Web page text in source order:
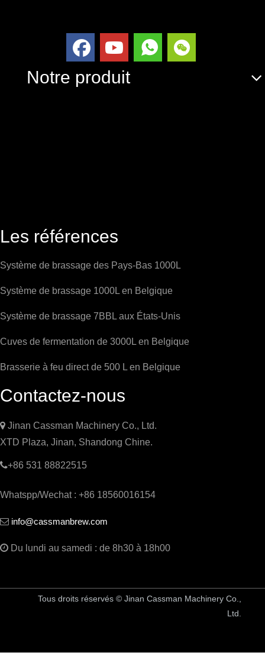
Notre produit
Les références
Système de brassage des Pays-Bas 1000L
Système de brassage 1000L en Belgique
Système de brassage 7BBL aux États-Unis
Cuves de fermentation de 3000L en Belgique
Brasserie à feu direct de 500 L en Belgique
Contactez-nous
 Jinan Cassman Machinery Co., Ltd.
XTD Plaza, Jinan, Shandong Chine.
+86 531 88822515
Whatspp/Wechat : +86 18560016154
 info@cassmanbrew.com
 Du lundi au samedi : de 8h30 à 18h00
Tous droits réservés © Jinan Cassman Machinery Co.,
Ltd.